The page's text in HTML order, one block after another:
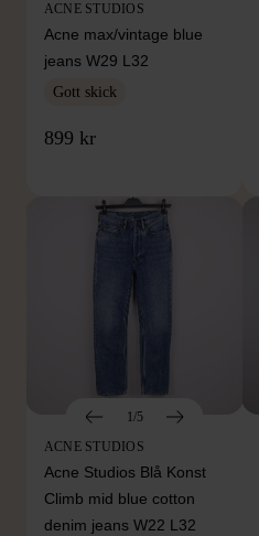
ACNE STUDIOS
Acne max/vintage blue
jeans W29 L32
Gott skick
899 kr
1/5
ACNE STUDIOS
Acne Studios Blå Konst
Climb mid blue cotton
denim jeans W22 L32